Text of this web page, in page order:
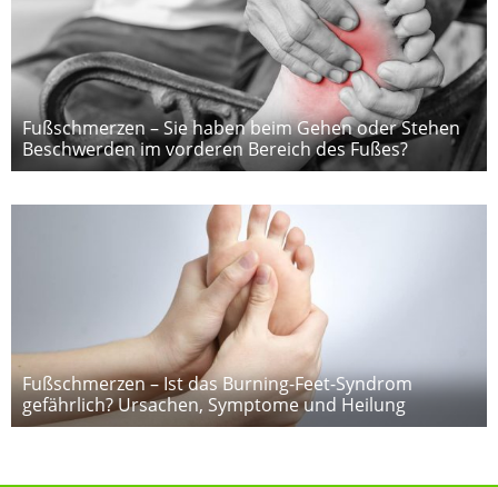
Fußschmerzen – Sie haben beim Gehen oder Stehen
Beschwerden im vorderen Bereich des Fußes?
Fußschmerzen – Ist das Burning-Feet-Syndrom
gefährlich? Ursachen, Symptome und Heilung